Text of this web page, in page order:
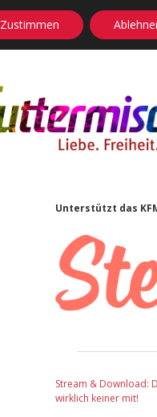
Unterstützt das
Stream & Download:
wirklich keiner mit!
Zustimmen